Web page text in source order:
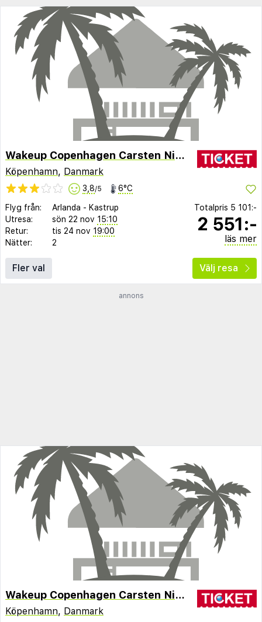
Wakeup Copenhagen Carsten Niebuhrs Gade
Köpenhamn, Danmark
3,8/5 6°C
Flyg från: Arlanda - Kastrup
Utresa:
sön 22 nov 15:10
Retur:
tis 24 nov 19:00
Nätter:
2
Totalpris 5 101:-
2 551:-
läs mer
Fler val Välj resa
annons
Wakeup Copenhagen Carsten Niebuhrs Gade
Köpenhamn, Danmark